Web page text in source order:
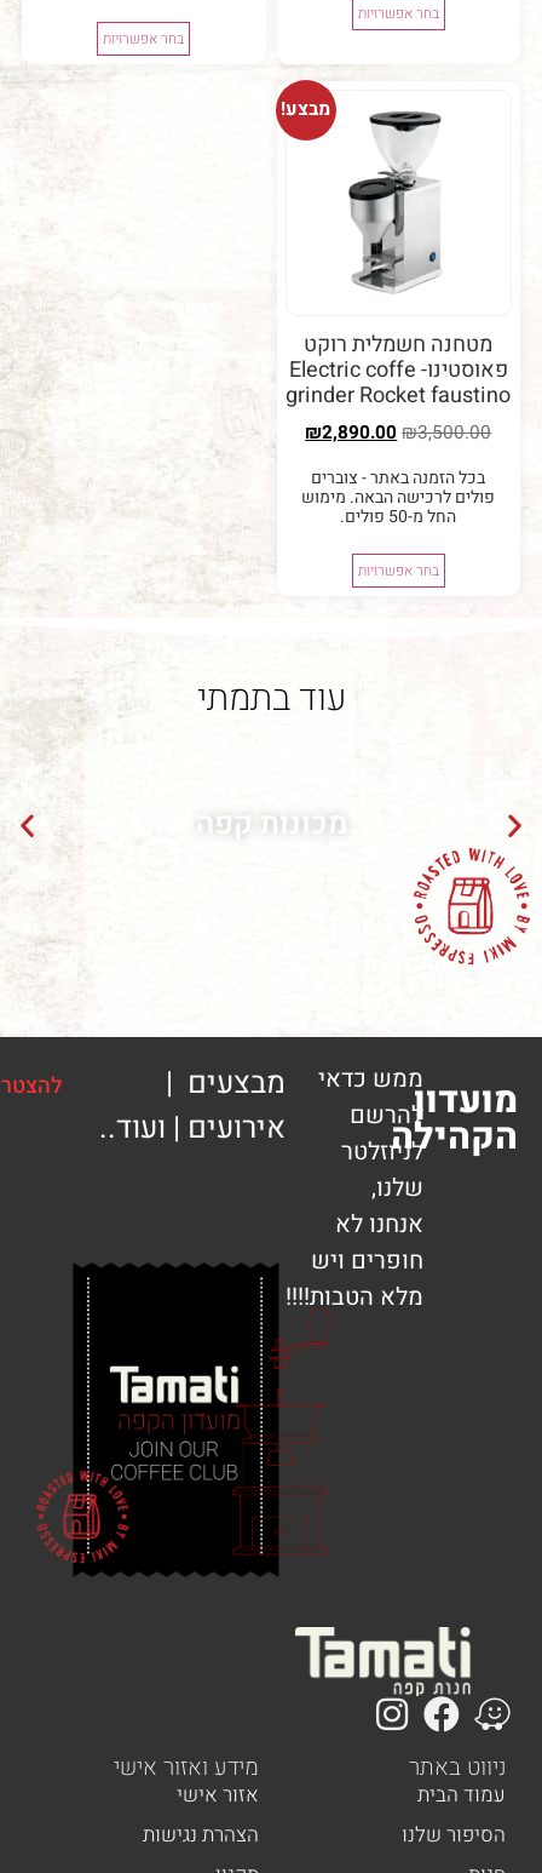
בחר אפשרויות
בחר אפשרויות
מבצע!
חשמלית רוקט
פאוסטינו- Electric coffe
grinder Rocket
₪
₪2,890.00
הזמנה באתר - צוברים
לרכישה הבאה. מימוש
בחר אפשרויות
עוד בתמתי
מכונות קפה
ממש כדאי
להרשם
לניוזלטר
אנחנו לא
חופרים ויש
מלא הטבות!!!!
מבצעים |
אירועים | ועוד..
להצטרפות
באתר
שלנו
מידע ואזור אישי
אזור אישי
הצהרת נגישות